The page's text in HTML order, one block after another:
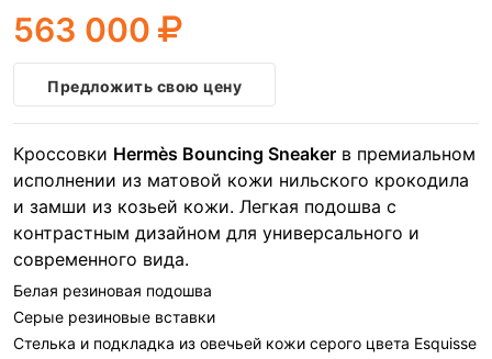
563 000
Предложить свою цену
Кроссовки Hermès Bouncing Sneaker в премиальном
исполнении из матовой кожи нильского крокодила
и замши из козьей кожи. Легкая подошва с
контрастным дизайном для универсального и
современного вида.
Белая резиновая подошва
Серые резиновые вставки
Стелька и подкладка из овечьей кожи серого цвета Esquisse